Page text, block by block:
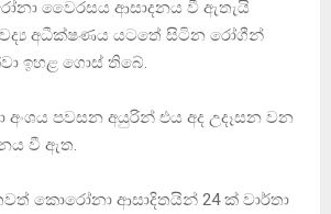
වෛරසය ආසාදනය වී ඇතැයි
අධීක්ෂණය යටතේ සිටින රෝගීන්
ඉහළ ගොස් තිබේ.
අංශය පවසන අයුරින් එය අද උදෑසන වන
වී ඇත.
කොරෝනා ආසාදිතයින් 24 ක් වාර්තා